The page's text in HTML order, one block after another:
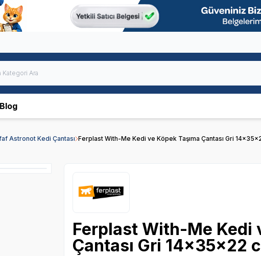
Blog
Astronot Kedi Çantası Ferplast With-Me Kedi ve Köpek Taşıma Çantası Gri
Ferplast With-Me Kedi
Çantası Gri 14x35x22